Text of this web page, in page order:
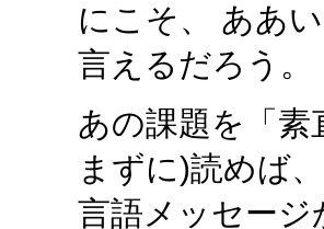
にこそ、 ああ
言えるだろう。
あの課題を「素
まずに)読めば
言語メッセー